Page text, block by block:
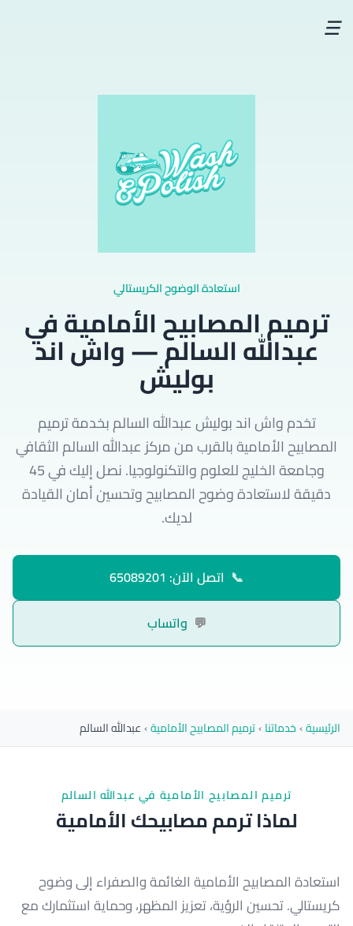
☰
استعادة الوضوح الكريستالي
ترميم المصابيح الأمامية في
عبدالله السالم — واش اند
بوليش
تخدم واش اند بوليش عبدالله السالم بخدمة ترميم
المصابيح الأمامية بالقرب من مركز عبدالله السالم الثقافي
وجامعة الخليج للعلوم والتكنولوجيا. نصل إليك في 45
دقيقة لاستعادة وضوح المصابيح وتحسين أمان القيادة
لديك.
📞 اتصل الآن: 65089201
💬 واتساب
الرئيسية›خدماتنا›ترميم المصابيح الأمامية›عبدالله السالم
ترميم المصابيح الأمامية في عبدالله السالم
لماذا ترمم مصابيحك الأمامية
استعادة المصابيح الأمامية الغائمة والصفراء إلى وضوح
كريستالي. تحسين الرؤية، تعزيز المظهر، وحماية استثمارك مع